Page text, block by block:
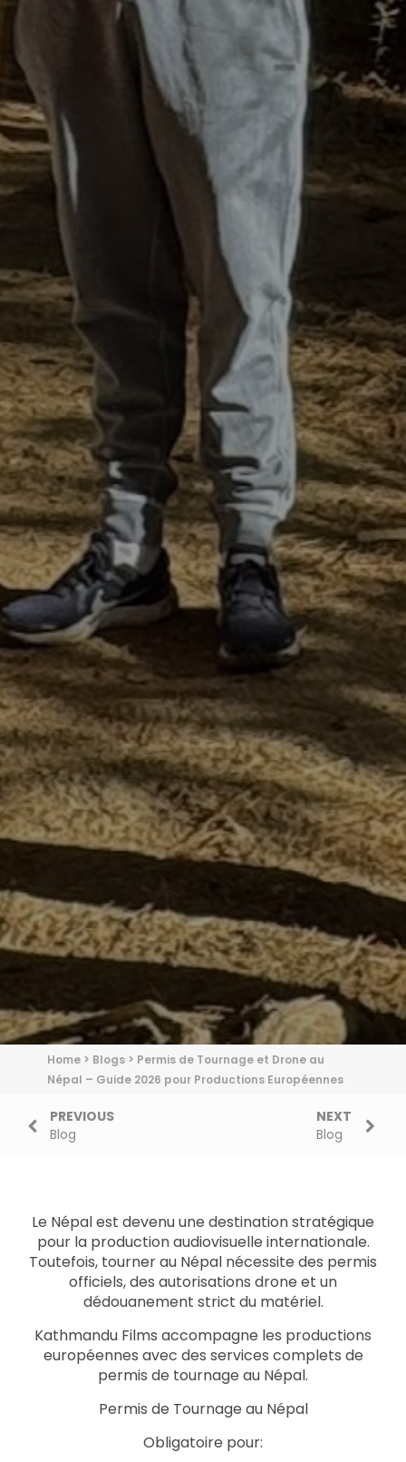
Home > Blogs > Permis de Tournage et Drone au
Népal – Guide 2026 pour Productions Européennes
PREVIOUS
Blog
NEXT
Blog
Le Népal est devenu une destination stratégique
pour la production audiovisuelle internationale.
Toutefois, tourner au Népal nécessite des permis
officiels, des autorisations drone et un
dédouanement strict du matériel.
Kathmandu Films accompagne les productions
européennes avec des services complets de
permis de tournage au Népal.
Permis de Tournage au Népal
Obligatoire pour: